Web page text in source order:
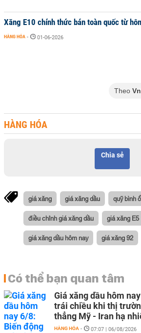
Xăng E10 chính thức bán toàn quốc từ
HÀNG HÓA - 01-06-2026
Theo
HÀNG HÓA
Chia sẻ
giá xăng giá xăng dầu quỹ bình
điều chỉnh giá xăng dầu giá xăng E5
giá xăng dầu hôm nay giá xăng 92
Có thể bạn quan tâm
Giá xăng dầu hôm
trái chiều khi thị
thẳng Mỹ - Iran hạ
HÀNG HÓA - 07:07 | 06/08/2026